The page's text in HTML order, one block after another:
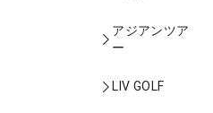
アジアンツア
ー
LIV GOLF